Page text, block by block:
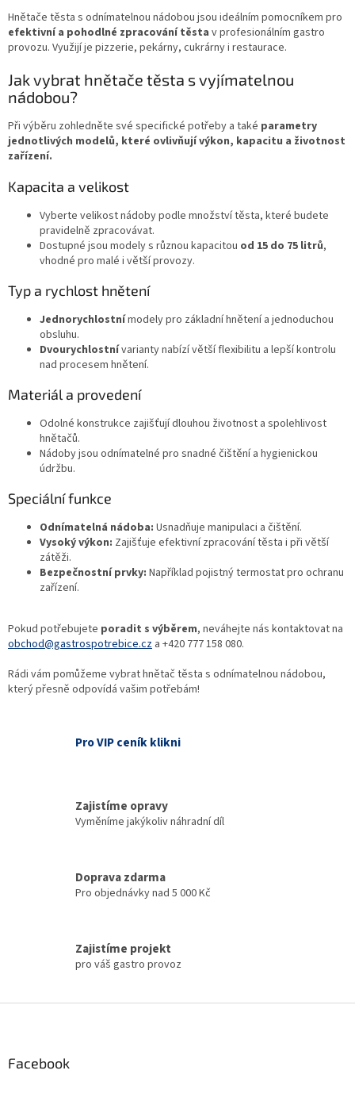
Hnětače těsta s odnímatelnou nádobou jsou ideálním pomocníkem pro
efektivní a pohodlné zpracování těsta v profesionálním gastro
provozu. Využijí je pizzerie, pekárny, cukrárny i restaurace.
Jak vybrat hnětače těsta s vyjímatelnou
nádobou?
Při výběru zohledněte své specifické potřeby a také parametry
jednotlivých modelů, které ovlivňují výkon, kapacitu a životnost
zařízení.
Kapacita a velikost
Vyberte velikost nádoby podle množství těsta, které budete
pravidelně zpracovávat.
Dostupné jsou modely s různou kapacitou od 15 do 75 litrů,
vhodné pro malé i větší provozy.
Typ a rychlost hnětení
Jednorychlostnímodely pro základní hnětení a jednoduchou
obsluhu.
Dvourychlostnívarianty nabízí větší flexibilitu a lepší kontrolu
nad procesem hnětení.
Materiál a provedení
Odolné konstrukce zajišťují dlouhou životnost a spolehlivost
hnětačů.
Nádoby jsou odnímatelné pro snadné čištění a hygienickou
údržbu.
Speciální funkce
Odnímatelná nádoba: Usnadňuje manipulaci a čištění.
Vysoký výkon: Zajišťuje efektivní zpracování těsta i při větší
zátěži.
Bezpečnostní prvky: Například pojistný termostat pro ochranu
zařízení.
Pokud potřebujete poradit s výběrem, neváhejte nás kontaktovat na
obchod@gastrospotrebice.cz a +420 777 158 080.
Rádi vám pomůžeme vybrat hnětač těsta s odnímatelnou nádobou,
který přesně odpovídá vašim potřebám!
Pro VIP ceník klikni
Zajistíme opravy
Vyměníme jakýkoliv náhradní díl
Doprava zdarma
Pro objednávky nad 5 000 Kč
Zajistíme projekt
pro váš gastro provoz
Facebook